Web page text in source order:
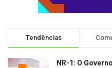
Tendências
NR-1: O